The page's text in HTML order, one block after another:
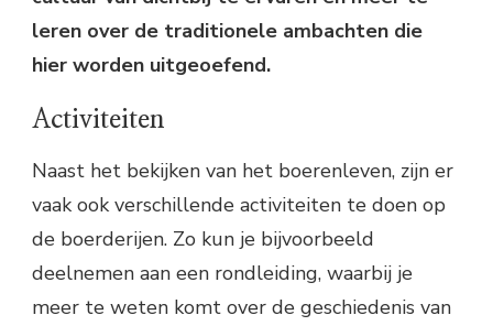
leren over de traditionele ambachten die
hier worden uitgeoefend.
Activiteiten
Naast het bekijken van het boerenleven, zijn er
vaak ook verschillende activiteiten te doen op
de boerderijen. Zo kun je bijvoorbeeld
deelnemen aan een rondleiding, waarbij je
meer te weten komt over de geschiedenis van